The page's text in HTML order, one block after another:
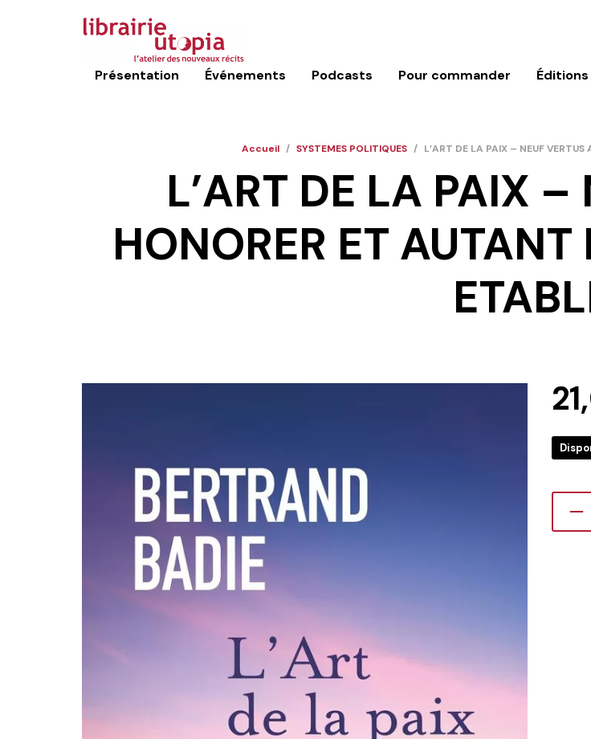
Présentation Événements Podcasts Pour commander
Accueil / SYSTEMES POLITIQUES / L’ART DE LA PAIX – NEUF
L’ART DE LA PAIX –
HONORER ET